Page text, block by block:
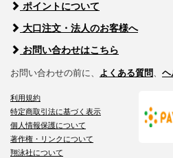
ポイントについて
大口注文・法人のお客様へ
お問い合わせはこちら
お問い合わせの前に、 よくある質問、 ヘ
利用規約
特定商取引法に基づく表示
個人情報保護について
著作権・リンクについて
翔泳社について